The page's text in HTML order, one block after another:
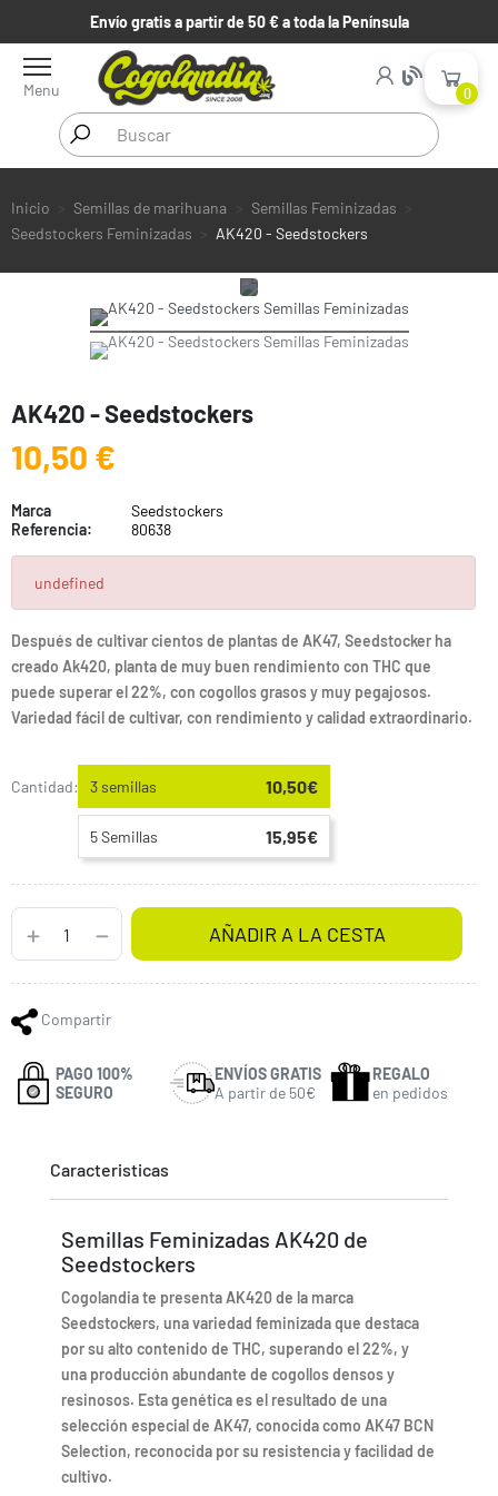
Envío gratis a partir de 50 € a toda la Península
Menu 0
Inicio Semillas de marihuana
Semillas Feminizadas
Seedstockers Feminizadas
AK420 - Seedstockers
AK420 - Seedstockers
10,50 €
Marca
Seedstockers
Referencia:
80638
undefined
Después de cultivar cientos de plantas de AK47, Seedstocker ha
creado Ak420, planta de muy buen rendimiento con THC que
puede superar el 22%, con cogollos grasos y muy pegajosos.
Variedad fácil de cultivar, con rendimiento y calidad extraordinario.
Cantidad: 3 semillas 10,50€
5 Semillas 15,95€
AÑADIR A LA CESTA
Compartir
PAGO 100%
SEGURO
ENVÍOS GRATIS
A partir de 50€
REGALO
en pedidos
Caracteristicas
Semillas Feminizadas AK420 de
Seedstockers
Cogolandia te presenta AK420 de la marca
Seedstockers, una variedad feminizada que destaca
por su alto contenido de THC, superando el 22%, y
una producción abundante de cogollos densos y
resinosos. Esta genética es el resultado de una
selección especial de AK47, conocida como AK47 BCN
Selection, reconocida por su resistencia y facilidad de
cultivo.